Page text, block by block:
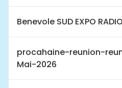
Benevole SUD EXPO RADIO
procahaine-reunion-
Mai-2026